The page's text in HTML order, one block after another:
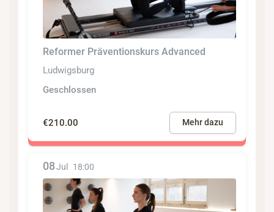
Reformer Präventionskurs Advanced
Ludwigsburg
Geschlossen
€210.00 Mehr dazu
08Jul 18:00